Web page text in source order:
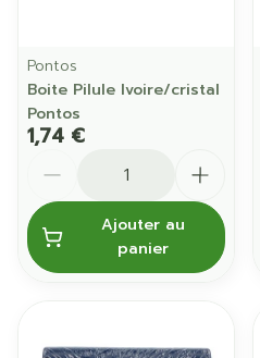
Pontos
Boite Pilule Ivoire/cristal
Pontos
1,74 €
Ajouter au
panier